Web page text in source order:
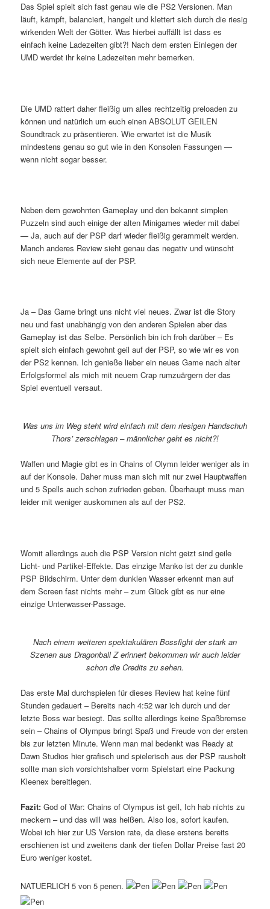
Das Spiel spielt sich fast genau wie die PS2 Versionen. Man
läuft, kämpft, balanciert, hangelt und klettert sich durch die riesig
wirkenden Welt der Götter. Was hierbei auffällt ist dass es
einfach keine Ladezeiten gibt?! Nach dem ersten Einlegen der
UMD werdet ihr keine Ladezeiten mehr bemerken.
Die UMD rattert daher fleißig um alles rechtzeitig preloaden zu
können und natürlich um euch einen ABSOLUT GEILEN
Soundtrack zu präsentieren. Wie erwartet ist die Musik
mindestens genau so gut wie in den Konsolen Fassungen —
wenn nicht sogar besser.
Neben dem gewohnten Gameplay und den bekannt simplen
Puzzeln sind auch einige der alten Minigames wieder mit dabei
— Ja, auch auf der PSP darf wieder fleißig gerammelt werden.
Manch anderes Review sieht genau das negativ und wünscht
sich neue Elemente auf der PSP.
Ja – Das Game bringt uns nicht viel neues. Zwar ist die Story
neu und fast unabhängig von den anderen Spielen aber das
Gameplay ist das Selbe. Persönlich bin ich froh darüber – Es
spielt sich einfach gewohnt geil auf der PSP, so wie wir es von
der PS2 kennen. Ich genieße lieber ein neues Game nach alter
Erfolgsformel als mich mit neuem Crap rumzuärgern der das
Spiel eventuell versaut.
Was uns im Weg steht wird einfach mit dem riesigen Handschuh
Thors’ zerschlagen – männlicher geht es nicht?!
Waffen und Magie gibt es in Chains of Olymn leider weniger als in
auf der Konsole. Daher muss man sich mit nur zwei Hauptwaffen
und 5 Spells auch schon zufrieden geben. Überhaupt muss man
leider mit weniger auskommen als auf der PS2.
Womit allerdings auch die PSP Version nicht geizt sind geile
Licht- und Partikel-Effekte. Das einzige Manko ist der zu dunkle
PSP Bildschirm. Unter dem dunklen Wasser erkennt man auf
dem Screen fast nichts mehr – zum Glück gibt es nur eine
einzige Unterwasser-Passage.
Nach einem weiteren spektakulären Bossfight der stark an
Szenen aus Dragonball Z erinnert bekommen wir auch leider
schon die Credits zu sehen.
Das erste Mal durchspielen für dieses Review hat keine fünf
Stunden gedauert – Bereits nach 4:52 war ich durch und der
letzte Boss war besiegt. Das sollte allerdings keine Spaßbremse
sein – Chains of Olympus bringt Spaß und Freude von der ersten
bis zur letzten Minute. Wenn man mal bedenkt was Ready at
Dawn Studios hier grafisch und spielerisch aus der PSP rausholt
sollte man sich vorsichtshalber vorm Spielstart eine Packung
Kleenex bereitlegen.
Fazit: God of War: Chains of Olympus ist geil, Ich hab nichts zu
meckern – und das will was heißen. Also los, sofort kaufen.
Wobei ich hier zur US Version rate, da diese erstens bereits
erschienen ist und zweitens dank der tiefen Dollar Preise fast 20
Euro weniger kostet.
NATUERLICH 5 von 5 penen.